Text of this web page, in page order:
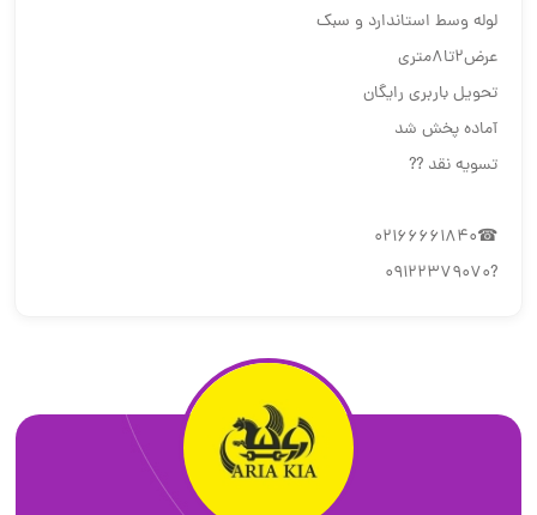
لوله وسط استاندارد و سبک
عرض2تا8متری
تحویل باربری رایگان
آماده پخش شد
تسویه نقد ??
☎02166661840
?09122379070